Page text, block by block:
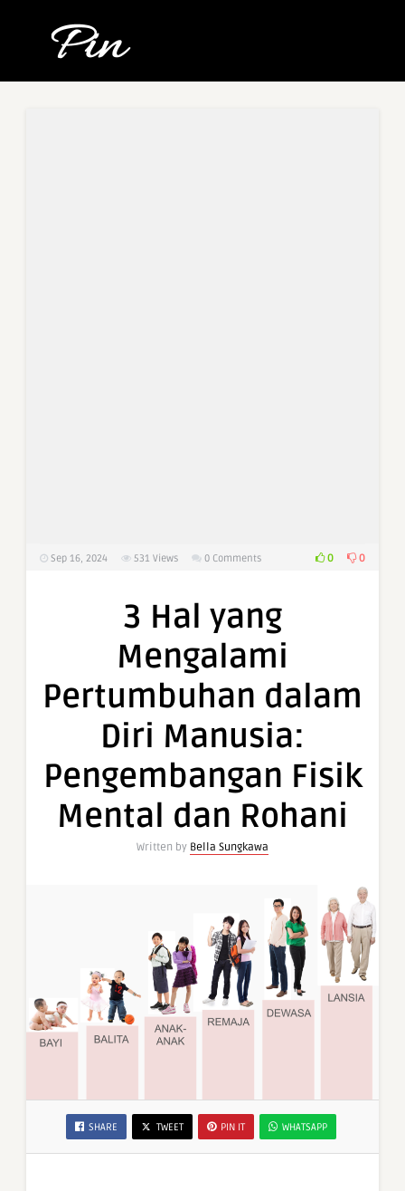
Sep 16, 2024 531 Views 0 Comments 0 0
3 Hal yang
Mengalami
Pertumbuhan dalam
Diri Manusia:
Pengembangan Fisik
Mental dan Rohani
Written by Bella Sungkawa
SHARE TWEET PIN IT WHATSAPP